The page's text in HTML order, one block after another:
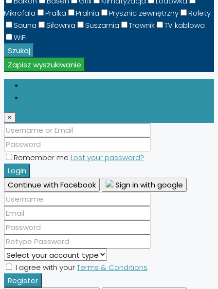
Mikrofala
Pralka Pralnia Prysznic zewnętrzny
Rolety
Sauna
Siłownia Suszarnia Trawnik
TV kablowa
WiFi
Szukaj
Zapisz wyszukiwanie
×
Remember me Lost your password?
Login
Continue with Facebook
Sign in with google
I agree with yourTerms & Conditions
Register